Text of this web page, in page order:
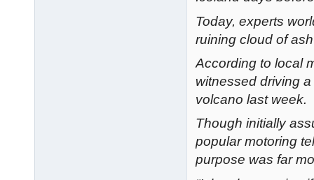
Today, experts
ruining cloud of
According to local
witnessed driving
volcano last week.
Though initially
popular motoring
purpose was far